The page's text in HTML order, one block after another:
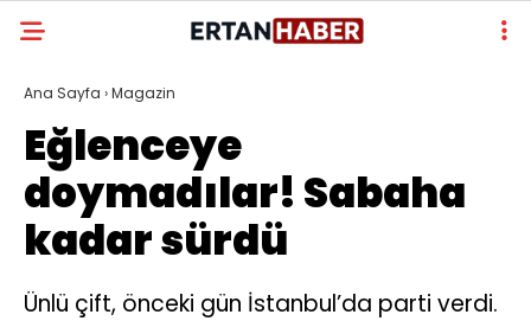
Ana Sayfa ›Magazin
Eğlenceye
doymadılar! Sabaha
kadar sürdü
Ünlü çift, önceki gün İstanbul’da parti verdi.